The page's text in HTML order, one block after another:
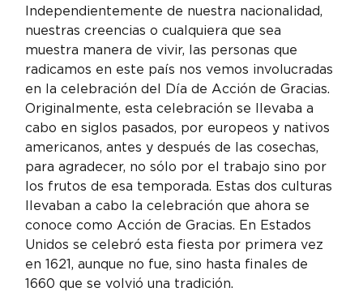
Independientemente de nuestra nacionalidad,
nuestras creencias o cualquiera que sea
muestra manera de vivir, las personas que
radicamos en este país nos vemos involucradas
en la celebración del Día de Acción de Gracias.
Originalmente, esta celebración se llevaba a
cabo en siglos pasados, por europeos y nativos
americanos, antes y después de las cosechas,
para agradecer, no sólo por el trabajo sino por
los frutos de esa temporada. Estas dos culturas
llevaban a cabo la celebración que ahora se
conoce como Acción de Gracias. En Estados
Unidos se celebró esta fiesta por primera vez
en 1621, aunque no fue, sino hasta finales de
1660 que se volvió una tradición.